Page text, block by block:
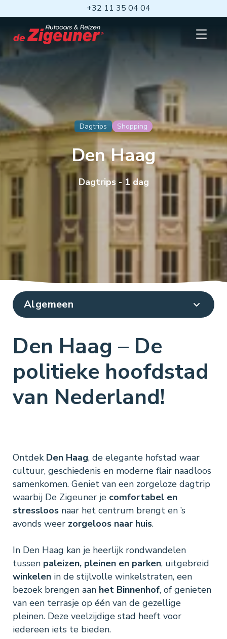
naar
hoofdinhoud
+32 11 35 04 04
Open
Dagtrips Shopping
Den Haag
Dagtrips - 1 dag
Den Haag – De
politieke hoofdstad
van Nederland!
Ontdek Den Haag, de elegante hofstad waar
cultuur, geschiedenis en moderne flair naadloos
samenkomen. Geniet van een zorgeloze dagtrip
waarbij De Zigeuner je comfortabel en
stressloos naar het centrum brengt en ’s
avonds weer zorgeloos naar huis.
In Den Haag kan je heerlijk rondwandelen
tussen paleizen, pleinen en parken, uitgebreid
winkelen in de stijlvolle winkelstraten, een
bezoek brengen aan het Binnenhof, of genieten
van een terrasje op één van de gezellige
pleinen. Deze veelzijdige stad heeft voor
iedereen iets te bieden.